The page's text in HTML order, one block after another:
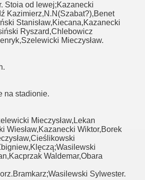
Stoia od lewej;Kazanecki
Kazimierz,N.N(Szabat?),Benet
Stanisław,Kiecana,Kazanecki
Ryszard,Chlebowicz
Mieczysław.
na stadionie.
Mieczysław,Lekan
Wiesław,Kazanecki Wiktor,Borek
Waldemar,Obara
Sylwester.